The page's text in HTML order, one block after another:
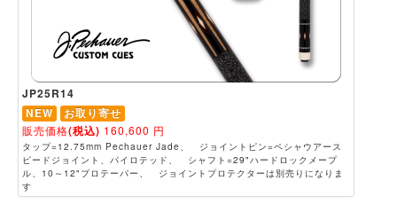
JP25R14
NEW
お取り寄せ
販売価格(税込) 160,600 円
タップ=12.75mm Pechauer Jade、 ジョイントピン=ペシャウアース
ピードジョイント、パイロテッド、 シャフト=29"ハードロックメープ
ル、10～12"プロテーパー、 ジョイントプロテクターは別売りになりま
す